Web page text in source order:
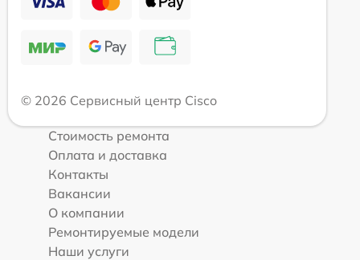
© 2026 Сервисный центр Cisco
Стоимость ремонта
Оплата и доставка
Контакты
Вакансии
О компании
Ремонтируемые модели
Наши услуги